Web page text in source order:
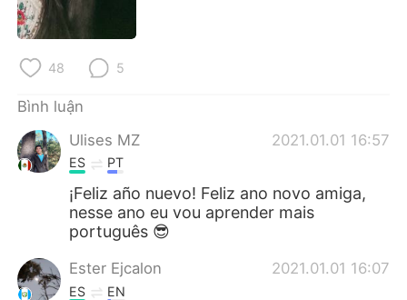
العربية
Deutsch
한국어
ไทย
Italiano Türkçe
Português
48 5
Bình luận
Ulises MZ
2021.01.01 16:57
ES PT
¡Feliz año nuevo! Feliz ano novo amiga,
nesse ano eu vou aprender mais
português 😎
Ester Ejcalon 2021.01.01 16:07
ES EN